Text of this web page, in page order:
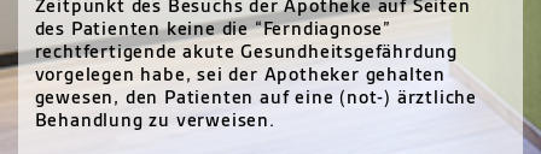
Zeitpunkt des Besuchs der Apotheke auf Seiten
des Patienten keine die “Ferndiagnose”
rechtfertigende akute Gesundheitsgefährdung
vorgelegen habe, sei der Apotheker gehalten
gewesen, den Patienten auf eine (not-) ärztliche
Behandlung zu verweisen.